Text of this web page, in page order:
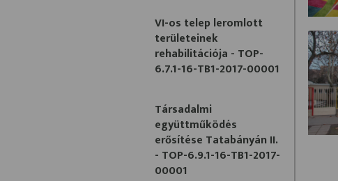
VI-os telep leromlott
területeinek
rehabilitációja - TOP-
6.7.1-16-TB1-2017-00001
Társadalmi
együttműködés
erősítése Tatabányán II.
- TOP-6.9.1-16-TB1-2017-
00001